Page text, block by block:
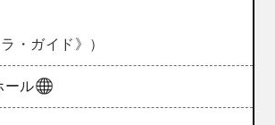
・ガイド》）
ール